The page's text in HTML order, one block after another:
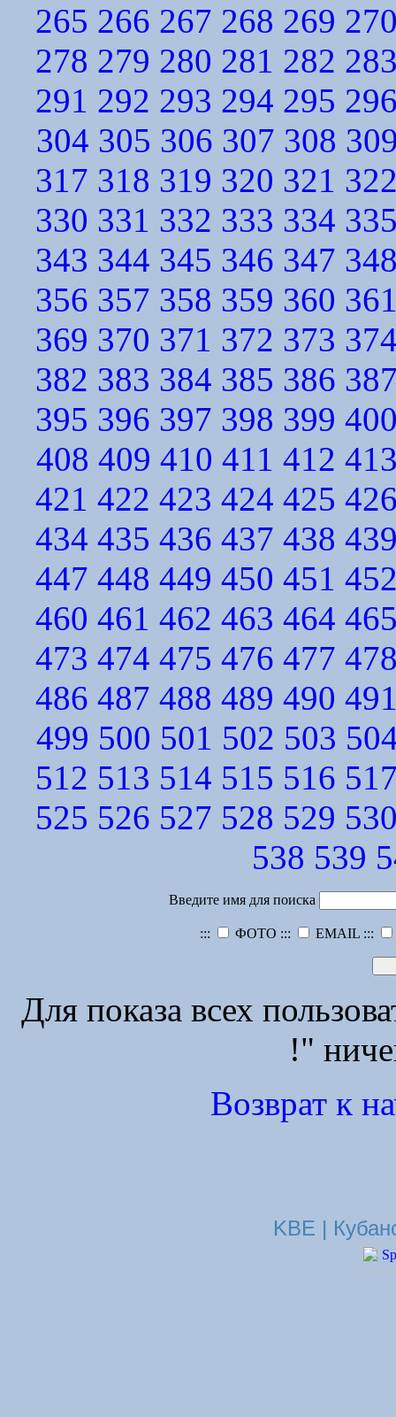
265 266 267 268 269
278 279 280 281 282
291 292 293 294 295
304 305 306 307 308
317 318 319 320 321
330 331 332 333 334
343 344 345 346 347
356 357 358 359 360
369 370 371 372 373
382 383 384 385 386
395 396 397 398 399
408 409 410 411 412
421 422 423 424 425
434 435 436 437 438
447 448 449 450 451
460 461 462 463 464
473 474 475 476 477
486 487 488 489 490
499 500 501 502 503
512 513 514 515 516
525 526 527 528 529
538 539
Введите имя для поиска
::: ФОТО ::: EMAIL :::
Для показа всех
!"
Возврат к
KBE |